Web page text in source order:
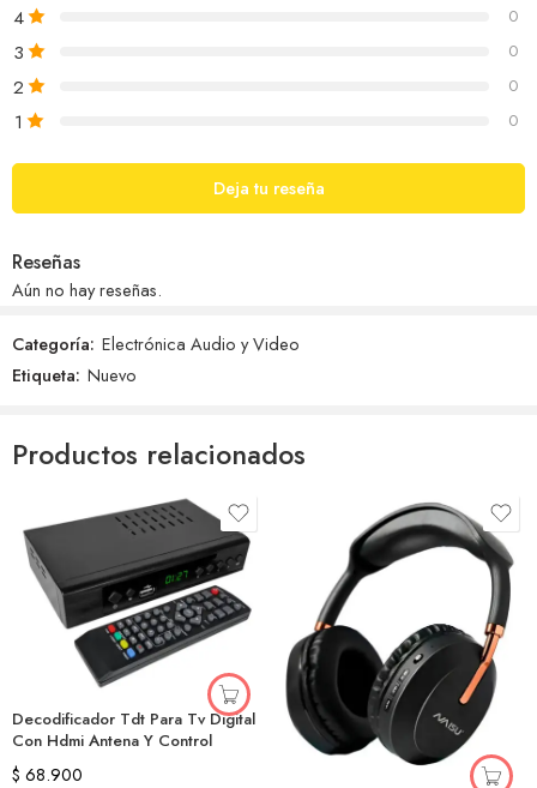
4 0
3 0
2 0
1 0
Deja tu reseña
Reseñas
Aún no hay reseñas.
Categoría: Electrónica Audio y Video
Etiqueta: Nuevo
Productos relacionados
Decodificador Tdt Para Tv Digital
Con Hdmi Antena Y Control
$ 68.900